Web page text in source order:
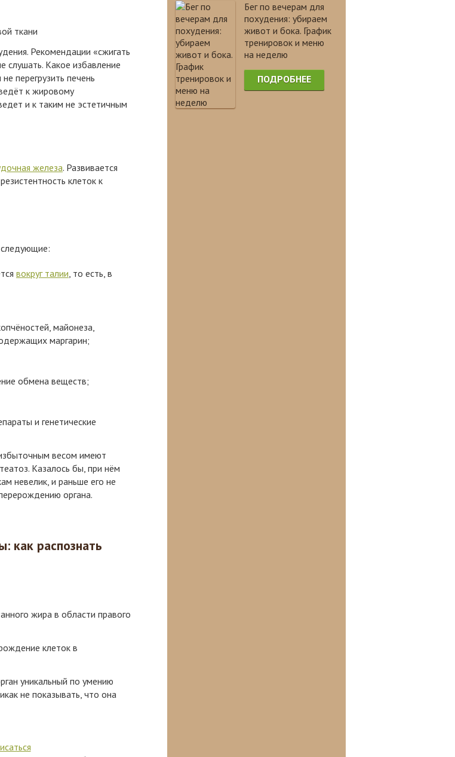
ткани
Рекомендации «сжигать
слушать. Какое избавление
перегрузить печень
к жировому
и к таким не эстетичным
железа. Развивается
клеток к
следующие:
вокруг талии, то есть, в
майонеза,
маргарин;
обмена веществ;
и генетические
весом имеют
Казалось бы, при нём
невелик, и раньше его не
органа.
как распознать
жира в области правого
клеток в
уникальный по умению
не показывать, что она
Бег по вечерам для
похудения: убираем
живот и бока. График
тренировок и меню
на неделю
ПОДРОБНЕЕ